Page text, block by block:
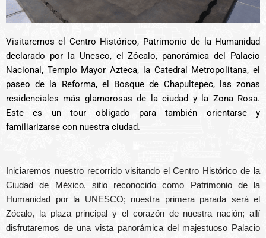
Visitaremos el Centro Histórico, Patrimonio de la Humanidad
declarado por la Unesco, el Zócalo, panorámica del Palacio
Nacional, Templo Mayor Azteca, la Catedral Metropolitana, el
paseo de la Reforma, el Bosque de Chapultepec, las zonas
residenciales más glamorosas de la ciudad y la Zona Rosa.
Este es un tour obligado para también orientarse y
familiarizarse con nuestra ciudad.
Iniciaremos nuestro recorrido visitando el Centro Histórico de la
Ciudad de México, sitio reconocido como Patrimonio de la
Humanidad por la UNESCO; nuestra primera parada será el
Zócalo, la plaza principal y el corazón de nuestra nación; allí
disfrutaremos de una vista panorámica del majestuoso Palacio